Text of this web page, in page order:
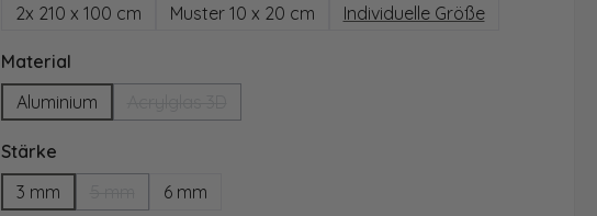
2x 210 x 100 cm
Muster 10 x 20 cm Individuelle Größe
Materialauswählen
Aluminium
Stärkeauswählen
3 mm
(Diese Option ist zurzeit nicht verfügbar.)
6 mm